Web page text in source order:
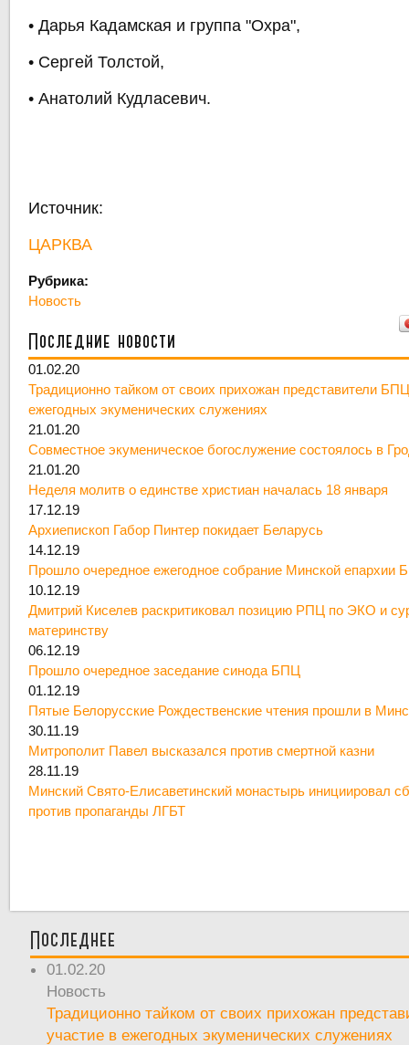
• Дарья Кадамская и группа "Охра",
• Сергей Толстой,
• Анатолий Кудласевич.
Источник:
ЦАРКВА
Рубрика:
Новость
Последние новости
01.02.20
Традиционно тайком от своих прихожан представители
ежегодных экуменических служениях
21.01.20
Совместное экуменическое богослужение состоялось в
21.01.20
Неделя молитв о единстве христиан началась 18 января
17.12.19
Архиепископ Габор Пинтер покидает Беларусь
14.12.19
Прошло очередное ежегодное собрание Минской епархии
10.12.19
Дмитрий Киселев раскритиковал позицию РПЦ по ЭКО и
материнству
06.12.19
Прошло очередное заседание синода БПЦ
01.12.19
Пятые Белорусские Рождественские чтения прошли в
30.11.19
Митрополит Павел высказался против смертной казни
28.11.19
Минский Свято-Елисаветинский монастырь инициировал
против пропаганды ЛГБТ
Последнее
01.02.20
Новость
Традиционно тайком от своих прихожан
участие в ежегодных экуменических служениях